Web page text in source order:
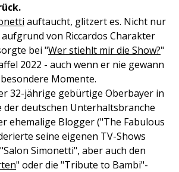
auftaucht, glitzert es. Nicht nur
von Riccardos Charakter
bei "Wer stiehlt mir die Show?"
2022 - auch wenn er nie gewann
Momente.
32-jährige gebürtige Oberbayer in
der deutschen Unterhaltsbranche
ehemalige Blogger ("The Fabulous
seine eigenen TV-Shows
Simonetti", aber auch den
" oder die "Tribute to Bambi"-